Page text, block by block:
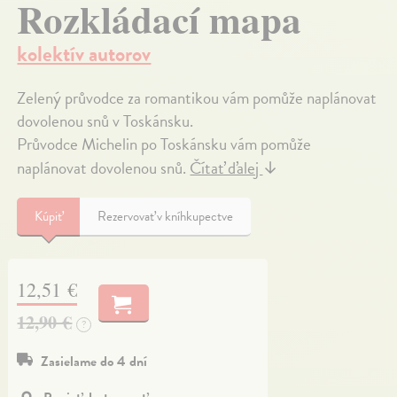
Rozkládací mapa
kolektív autorov
Zelený průvodce za romantikou vám pomůže naplánovat
dovolenou snů v Toskánsku.
Průvodce Michelin po Toskánsku vám pomůže
naplánovat dovolenou snů.Čítať ďalej↓
Kúpiť Rezervovať v kníhkupectve
12,51 €
12,90 € ?
Zasielame do 4 dní